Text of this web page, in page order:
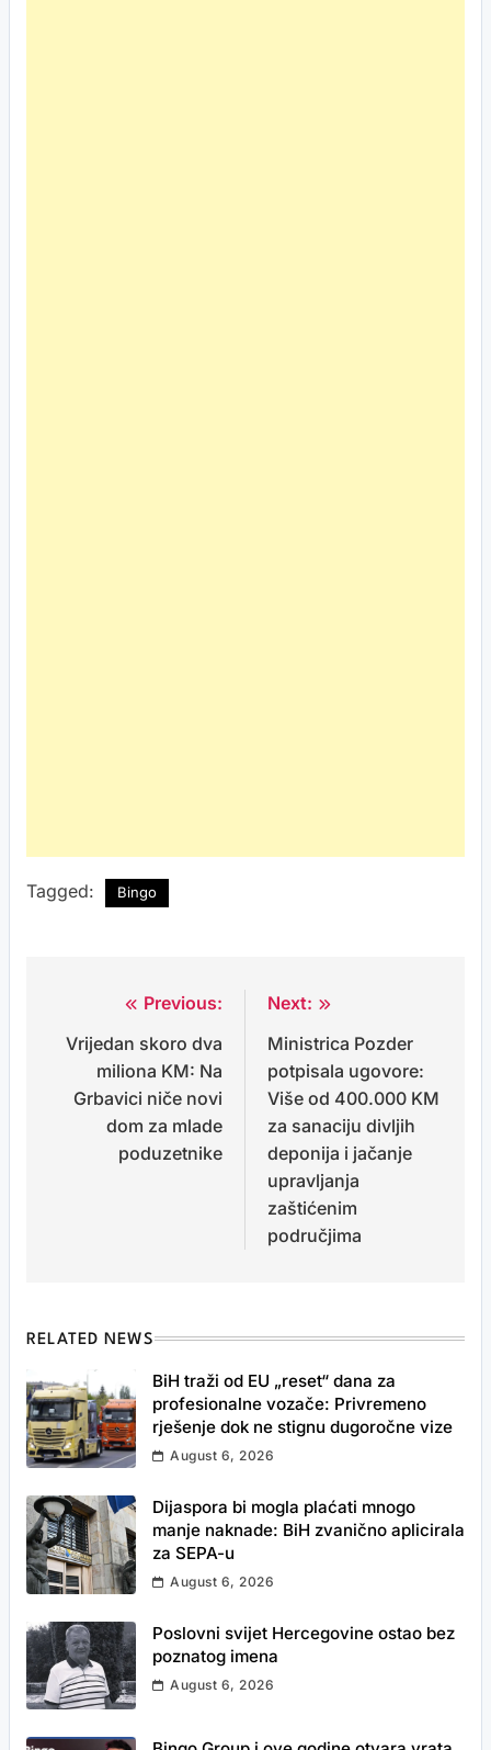
Tagged: Bingo
navigation
Previous:
Vrijedan skoro dva
miliona KM: Na
Grbavici niče novi
dom za mlade
poduzetnike
Next:
Ministrica Pozder
potpisala ugovore:
Više od 400.000 KM
za sanaciju divljih
deponija i jačanje
upravljanja
zaštićenim
područjima
RELATED NEWS
BiH traži od EU „reset“ dana za
profesionalne vozače: Privremeno
rješenje dok ne stignu dugoročne vize
August 6, 2026
Dijaspora bi mogla plaćati mnogo
manje naknade: BiH zvanično aplicirala
za SEPA-u
August 6, 2026
Poslovni svijet Hercegovine ostao bez
poznatog imena
August 6, 2026